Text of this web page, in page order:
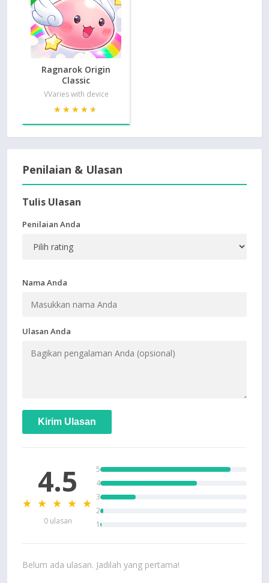
Ragnarok Origin
Classic
VVaries with device
★★★★★
★★★★★
Penilaian & Ulasan
Tulis Ulasan
Penilaian Anda
Nama Anda
Ulasan Anda
Kirim Ulasan
4.5
★ ★ ★ ★ ★
0 ulasan
5
4
3
2
1
Belum ada ulasan. Jadilah yang pertama!